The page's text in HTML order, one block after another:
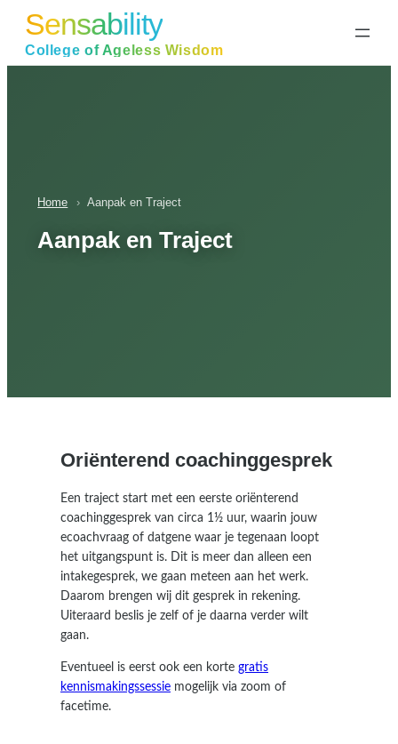
naarSensability
College of Ageless Wisdom
Home › Aanpak en Traject
Aanpak en Traject
Oriënterend coachinggesprek
Een traject start met een eerste oriënterend
coachinggesprek van circa 1½ uur, waarin jouw
ecoachvraag of datgene waar je tegenaan loopt
het uitgangspunt is. Dit is meer dan alleen een
intakegesprek, we gaan meteen aan het werk.
Daarom brengen wij dit gesprek in rekening.
Uiteraard beslis je zelf of je daarna verder wilt
gaan.
Eventueel is eerst ook een korte gratis
kennismakingssessie mogelijk via zoom of
facetime.